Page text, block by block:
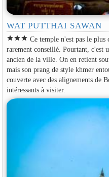
WAT PUTTHAI SAWAN
starstarstar Ce temple n'est pas le
rarement conseillé. Pourtant, c'est
ancien de la ville. On en retient
mais son prang de style khmer
couverte avec des alignements de
intéressants à visiter.